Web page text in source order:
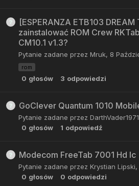
[ESPERANZA ETB103
zainstalować ROM Crew
CM10.1 v1.3?
Pytanie zadane przez Mruk, 8
rom
0 głosów 3 odpowiedzi
GoClever Quantum 1010
Pytanie zadane przez DarthVader1971
0 głosów 1 odpowiedź
Modecom FreeTab 7001 Hd Ic
Pytanie zadane przez Krystian Lipski,
0 głosów 0 odpowiedzi